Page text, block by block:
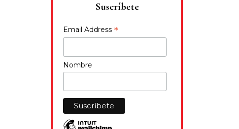
Suscríbete
Email Address *
Nombre